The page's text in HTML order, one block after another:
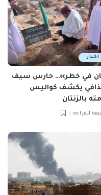
اخبار
في خطر»… حارس سيف
يكشف كواليس
بالزنتان